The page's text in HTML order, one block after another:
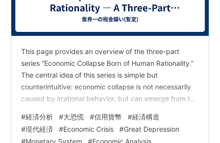
This page provides an overview of the three-part
series “Economic Collapse Born of Human Rationality.”
The central idea of this series is simple but
counterintuitive: economic collapse is not necessarily
caused by irrational behavior, but can emerge from the
#経済分析 #大恐慌 #信用貨幣 #経済構造
#現代経済 #Economic Crisis #Great Depression
#Monetary System #Economic Analysis